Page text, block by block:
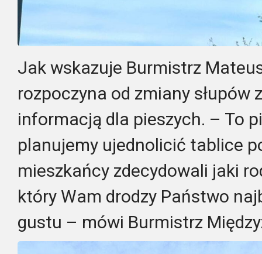
Jak wskazuje Burmistrz
rozpoczyna od zmiany słupów
informacją dla pieszych. – To
planujemy ujednolicić tablice
mieszkańcy zdecydowali jaki
który Wam drodzy Państwo
gustu – mówi Burmistrz